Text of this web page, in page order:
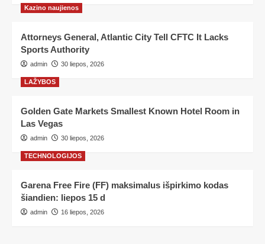
Kazino naujienos
Attorneys General, Atlantic City Tell CFTC It Lacks
Sports Authority
admin 30 liepos, 2026
LAŽYBOS
Golden Gate Markets Smallest Known Hotel Room in
Las Vegas
admin 30 liepos, 2026
TECHNOLOGIJOS
Garena Free Fire (FF) maksimalus išpirkimo kodas
šiandien: liepos 15 d
admin 16 liepos, 2026